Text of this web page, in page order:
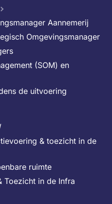
Aannemerij
Omgevingsmanager
(SOM) en
de uitvoering
& toezicht in de
ruimte
Toezicht in de Infra